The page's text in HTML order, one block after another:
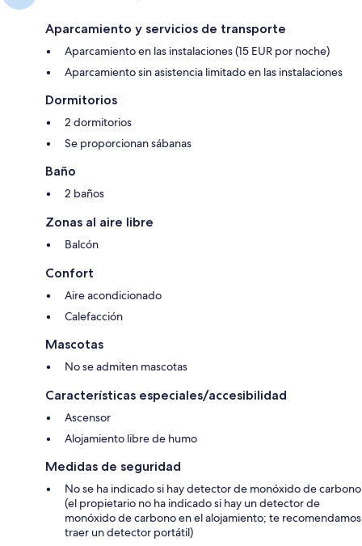
Aparcamiento y servicios de transporte
Aparcamiento en las instalaciones (15 EUR por noche)
Aparcamiento sin asistencia limitado en las instalaciones
Dormitorios
2 dormitorios
Se proporcionan sábanas
Baño
2 baños
Zonas al aire libre
Balcón
Confort
Aire acondicionado
Calefacción
Mascotas
No se admiten mascotas
Características especiales/accesibilidad
Ascensor
Alojamiento libre de humo
Medidas de seguridad
No se ha indicado si hay detector de monóxido de carbono
(el propietario no ha indicado si hay un detector de
monóxido de carbono en el alojamiento; te recomendamos
traer un detector portátil)